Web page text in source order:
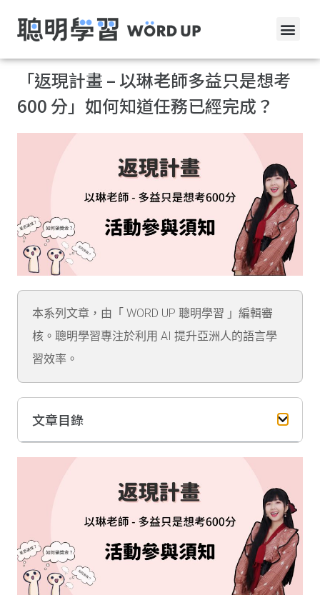
「返現計畫 – 以琳老師多益只是想考
600 分」如何知道任務已經完成？
本系列文章，由「 WORD UP 聰明學習 」編輯審
核。聰明學習專注於利用 AI 提升亞洲人的語言學
習效率。
文章目錄